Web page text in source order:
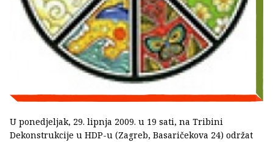
U ponedjeljak, 29. lipnja 2009. u 19 sati, na Tribini
Dekonstrukcije u HDP-u (Zagreb, Basaričekova 24) održat